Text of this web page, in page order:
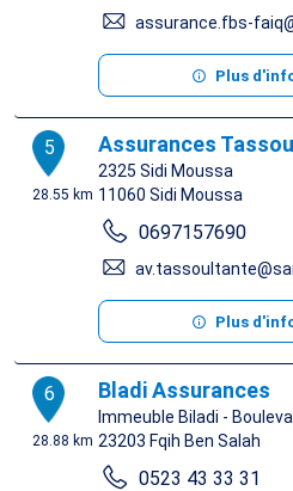
assurance.fbs-
Plus
5
28.55 km
Assurances
2325 Sidi Moussa
11060 Sidi Moussa
0697157690
Plus
6
28.88 km
Bladi Assurances
Immeuble Biladi -
23203 Fqih Ben Salah
0523 43 33 31